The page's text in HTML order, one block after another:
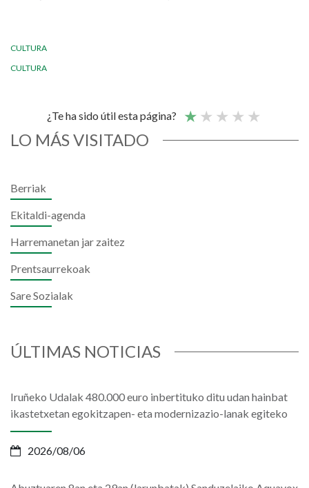
CULTURA
CULTURA
¿Te ha sido útil esta página?
LO MÁS VISITADO
Berriak
Ekitaldi-agenda
Harremanetan jar zaitez
Prentsaurrekoak
Sare Sozialak
ÚLTIMAS NOTICIAS
Iruñeko Udalak 480.000 euro inbertituko ditu udan hainbat
ikastetxetan egokitzapen- eta modernizazio-lanak egiteko
2026/08/06